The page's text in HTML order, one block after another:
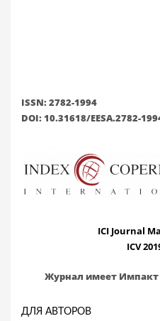
ISSN: 2782-1994
DOI: 10.31618/EESA.2782-
ICI Journal
ICV
Журнал имеет Импакт
ДЛЯ АВТОРОВ